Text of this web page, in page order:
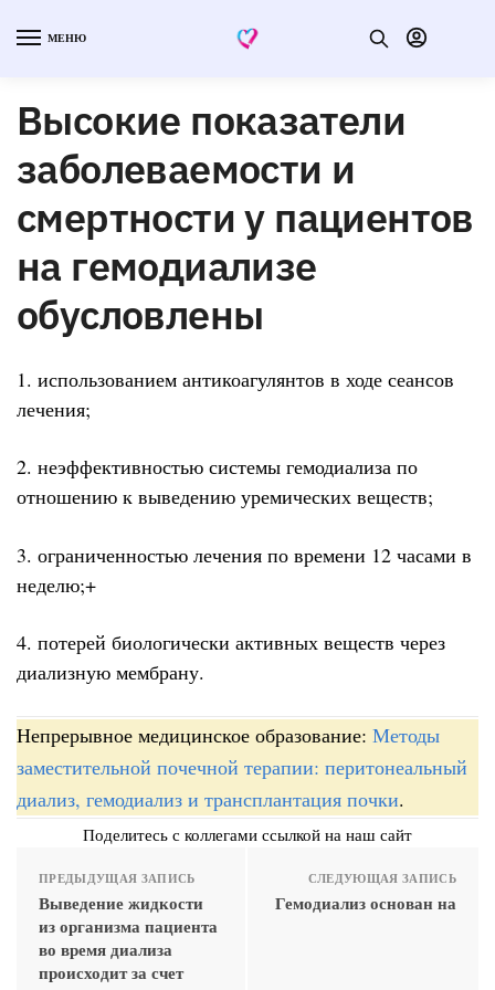
МЕНЮ
Высокие показатели
заболеваемости и
смертности у пациентов
на гемодиализе
обусловлены
1. использованием антикоагулянтов в ходе сеансов
лечения;
2. неэффективностью системы гемодиализа по
отношению к выведению уремических веществ;
3. ограниченностью лечения по времени 12 часами в
неделю;+
4. потерей биологически активных веществ через
диализную мембрану.
Непрерывное медицинское образование: Методы
заместительной почечной терапии: перитонеальный
диализ, гемодиализ и трансплантация почки.
Поделитесь с коллегами ссылкой на наш сайт
ПРЕДЫДУЩАЯ ЗАПИСЬ
Выведение жидкости
из организма пациента
во время диализа
происходит за счет
СЛЕДУЮЩАЯ ЗАПИСЬ
Гемодиализ основан на